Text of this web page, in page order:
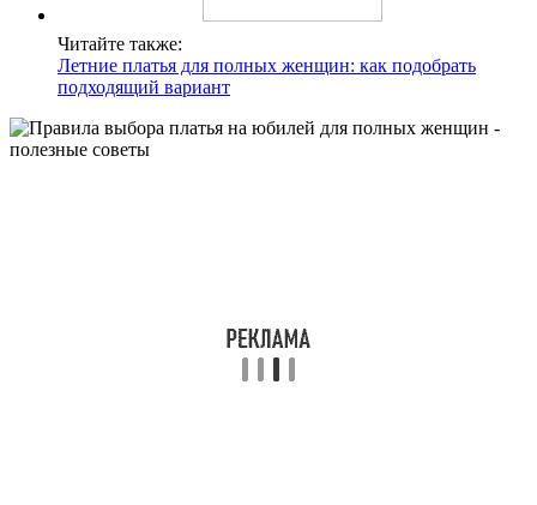
Читайте также:
Летние платья для полных женщин: как подобрать
подходящий вариант